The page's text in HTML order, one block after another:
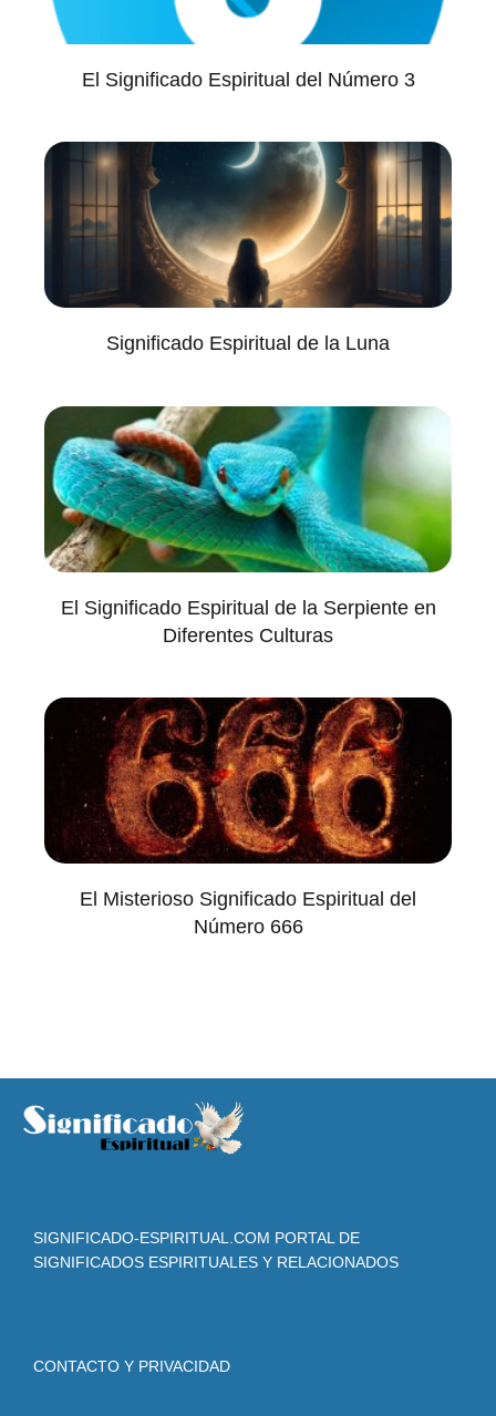
El Significado Espiritual del Número 3
Significado Espiritual de la Luna
El Significado Espiritual de la Serpiente en
Diferentes Culturas
El Misterioso Significado Espiritual del
Número 666
SIGNIFICADO-ESPIRITUAL.COM PORTAL DE
SIGNIFICADOS ESPIRITUALES Y RELACIONADOS
CONTACTO Y PRIVACIDAD